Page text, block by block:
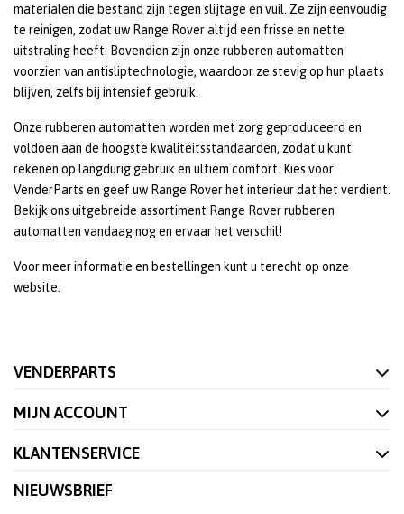
materialen die bestand zijn tegen slijtage en vuil. Ze zijn eenvoudig
te reinigen, zodat uw Range Rover altijd een frisse en nette
uitstraling heeft. Bovendien zijn onze rubberen automatten
voorzien van antisliptechnologie, waardoor ze stevig op hun plaats
blijven, zelfs bij intensief gebruik.
Onze rubberen automatten worden met zorg geproduceerd en
voldoen aan de hoogste kwaliteitsstandaarden, zodat u kunt
rekenen op langdurig gebruik en ultiem comfort. Kies voor
VenderParts en geef uw Range Rover het interieur dat het verdient.
Bekijk ons uitgebreide assortiment Range Rover rubberen
automatten vandaag nog en ervaar het verschil!
Voor meer informatie en bestellingen kunt u terecht op onze
website.
VENDERPARTS
MIJN ACCOUNT
KLANTENSERVICE
NIEUWSBRIEF